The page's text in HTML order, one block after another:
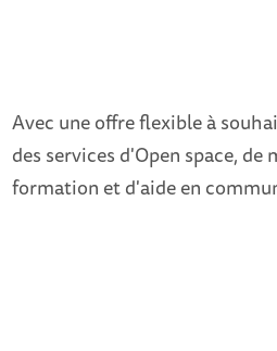
Avec une offre flexible à
des services d'Open space,
formation et d'aide en